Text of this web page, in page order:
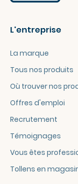
L'entreprise
La marque
Tous nos produits
Où trouver nos
Offres d'emploi
Recrutement
Témoignages
Vous êtes
Tollens en